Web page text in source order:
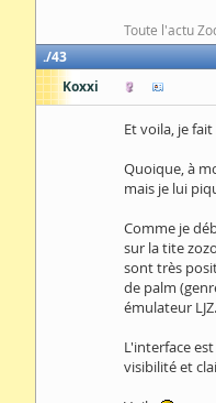
Toute l'actu
43
Koxxi
Et voila, je
Quoique, à
mais je lui
Comme je
sur la tite
sont très
de palm
émulateur LJZ.
L'interface
visibilité et